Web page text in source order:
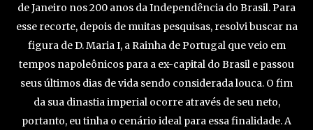
de Janeiro nos 200 anos da Independência do Brasil. Para
esse recorte, depois de muitas pesquisas, resolvi buscar na
figura de D. Maria I, a Rainha de Portugal que veio em
tempos napoleônicos para a ex-capital do Brasil e passou
seus últimos dias de vida sendo considerada louca. O fim
da sua dinastia imperial ocorre através de seu neto,
portanto, eu tinha o cenário ideal para essa finalidade. A